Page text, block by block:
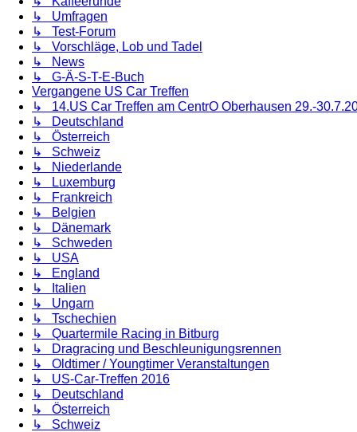
↳ Umfragen
↳ Test-Forum
↳ Vorschläge, Lob und Tadel
↳ News
↳ G-Ä-S-T-E-Buch
Vergangene US Car Treffen
↳ 14.US Car Treffen am CentrO Oberhausen 29.-
↳ Deutschland
↳ Österreich
↳ Schweiz
↳ Niederlande
↳ Luxemburg
↳ Frankreich
↳ Belgien
↳ Dänemark
↳ Schweden
↳ USA
↳ England
↳ Italien
↳ Ungarn
↳ Tschechien
↳ Quartermile Racing in Bitburg
↳ Dragracing und Beschleunigungsrennen
↳ Oldtimer / Youngtimer Veranstaltungen
↳ US-Car-Treffen 2016
↳ Deutschland
↳ Österreich
↳ Schweiz